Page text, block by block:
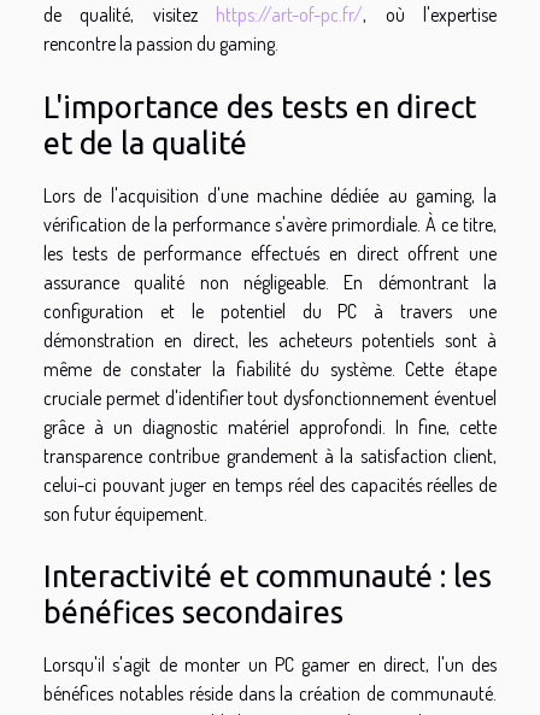
de qualité, visitez https://art-of-pc.fr/, où l'expertise
rencontre la passion du gaming.
L'importance des tests en direct
et de la qualité
Lors de l'acquisition d'une machine dédiée au gaming, la
vérification de la performance s'avère primordiale. À ce titre,
les tests de performance effectués en direct offrent une
assurance qualité non négligeable. En démontrant la
configuration et le potentiel du PC à travers une
démonstration en direct, les acheteurs potentiels sont à
même de constater la fiabilité du système. Cette étape
cruciale permet d'identifier tout dysfonctionnement éventuel
grâce à un diagnostic matériel approfondi. In fine, cette
transparence contribue grandement à la satisfaction client,
celui-ci pouvant juger en temps réel des capacités réelles de
son futur équipement.
Interactivité et communauté : les
bénéfices secondaires
Lorsqu'il s'agit de monter un PC gamer en direct, l'un des
bénéfices notables réside dans la création de communauté.